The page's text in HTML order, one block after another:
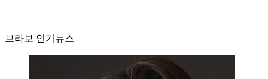
브라보 인기뉴스